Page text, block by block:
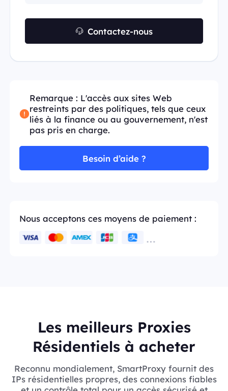
Contactez-nous
Remarque : L'accès aux sites Web
restreints par des politiques, tels que ceux
liés à la finance ou au gouvernement, n'est
pas pris en charge.
Besoin d’aide ?
Nous acceptons ces moyens de paiement :
Les meilleurs Proxies
Résidentiels à acheter
Reconnu mondialement, SmartProxy fournit des
IPs résidentielles propres, des connexions fiables